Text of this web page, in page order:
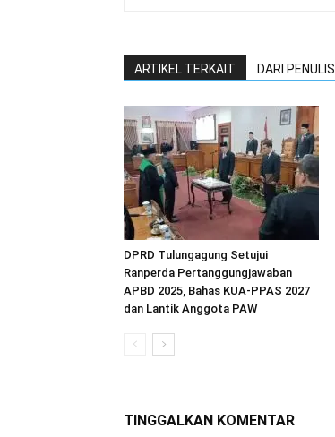
ARTIKEL TERKAIT DARI PENULIS
DPRD Tulungagung Setujui
Ranperda Pertanggungjawaban
APBD 2025, Bahas KUA-PPAS 2027
dan Lantik Anggota PAW
TINGGALKAN KOMENTAR